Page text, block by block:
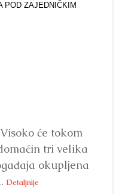
će tokom
tri velika
okupljena
Detaljnije